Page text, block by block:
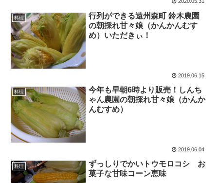
料理
行列ができる遠州森町 鈴木農園
の朝採れ甘々娘（かんかんむす
め）いただきぃ！
2019.06.15
料理
今年も早朝6時より販売！しんち
ゃん農園の朝採れ甘々娘（かんか
んむすめ）
2019.06.04
料理
ずっしりでかいトウモロコシ お
菓子な甘味コーン恵味